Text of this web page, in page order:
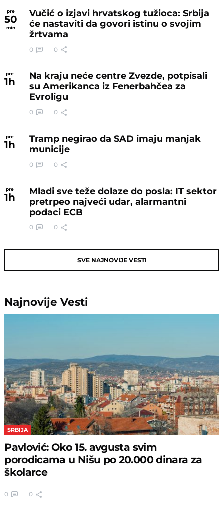
pre
50
min
Vučić o izjavi hrvatskog tužioca: Srbija
će nastaviti da govori istinu o svojim
žrtvama
0 0
pre
1h
Na kraju neće centre Zvezde, potpisali
su Amerikanca iz Fenerbahčea za
Evroligu
0 0
pre
1h
Tramp negirao da SAD imaju manjak
municije
0 0
pre
1h
Mladi sve teže dolaze do posla: IT sektor
pretrpeo najveći udar, alarmantni
podaci ECB
0 0
SVE NAJNOVIJE VESTI
NajnovijeVesti
SRBIJA
Pavlović: Oko 15. avgusta svim
porodicama u Nišu po 20.000 dinara za
školarce
0 0